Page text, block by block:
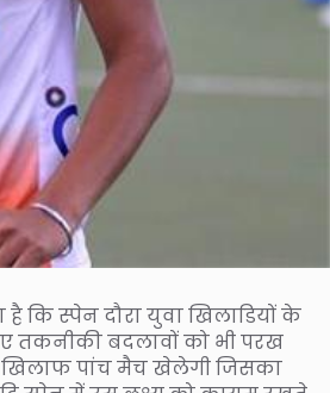
है कि स्पेन दौरा युवा खिलाडियों के
तकनीकी बदलावों को भी परख
खिलाफ पांच मैच खेलेगी जिसका